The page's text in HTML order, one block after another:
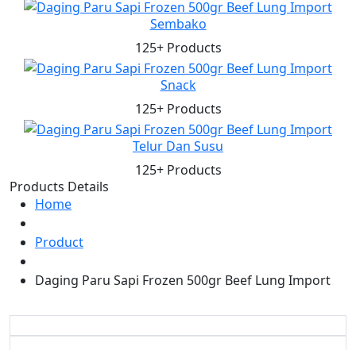
Sembako
125+ Products
Snack
125+ Products
Telur Dan Susu
125+ Products
Products Details
Home
Product
Daging Paru Sapi Frozen 500gr Beef Lung Import